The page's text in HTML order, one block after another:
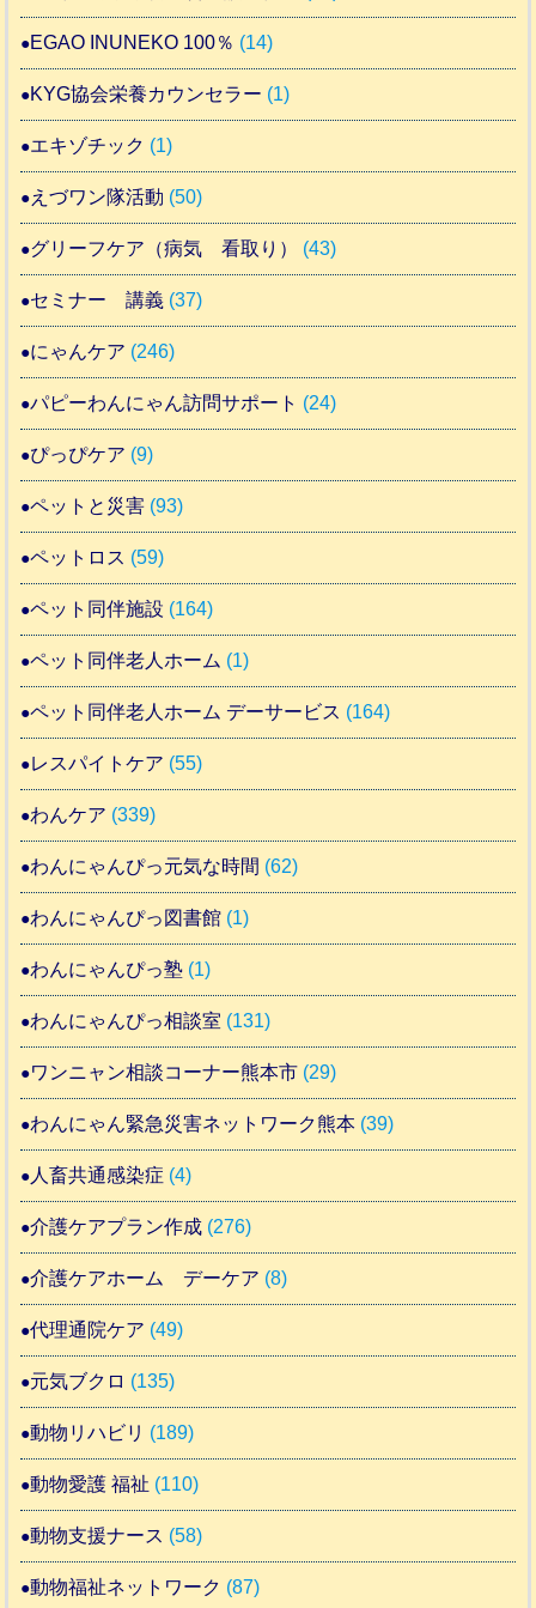
EGAO INUNEKO 100％ (14)
KYG協会栄養カウンセラー (1)
エキゾチック (1)
えづワン隊活動 (50)
グリーフケア（病気 看取り） (43)
セミナー 講義 (37)
にゃんケア (246)
パピーわんにゃん訪問サポート (24)
ぴっぴケア (9)
ペットと災害 (93)
ペットロス (59)
ペット同伴施設 (164)
ペット同伴老人ホーム (1)
ペット同伴老人ホーム デーサービス (164)
レスパイトケア (55)
わんケア (339)
わんにゃんぴっ元気な時間 (62)
わんにゃんぴっ図書館 (1)
わんにゃんぴっ塾 (1)
わんにゃんぴっ相談室 (131)
ワンニャン相談コーナー熊本市 (29)
わんにゃん緊急災害ネットワーク熊本 (39)
人畜共通感染症 (4)
介護ケアプラン作成 (276)
介護ケアホーム デーケア (8)
代理通院ケア (49)
元気ブクロ (135)
動物リハビリ (189)
動物愛護 福祉 (110)
動物支援ナース (58)
動物福祉ネットワーク (87)